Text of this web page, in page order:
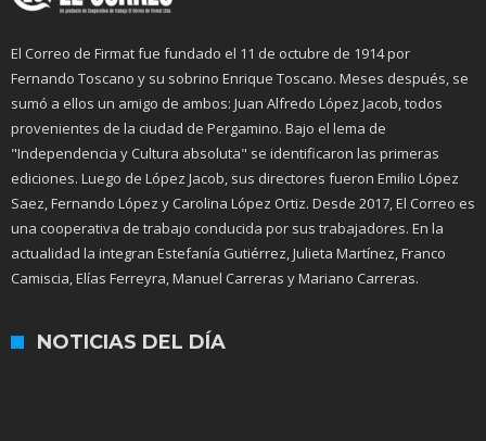
El Correo de Firmat fue fundado el 11 de octubre de 1914 por
Fernando Toscano y su sobrino Enrique Toscano. Meses después, se
sumó a ellos un amigo de ambos: Juan Alfredo López Jacob, todos
provenientes de la ciudad de Pergamino. Bajo el lema de
"Independencia y Cultura absoluta" se identificaron las primeras
ediciones. Luego de López Jacob, sus directores fueron Emilio López
Saez, Fernando López y Carolina López Ortiz. Desde 2017, El Correo es
una cooperativa de trabajo conducida por sus trabajadores. En la
actualidad la integran Estefanía Gutiérrez, Julieta Martínez, Franco
Camiscia, Elías Ferreyra, Manuel Carreras y Mariano Carreras.
NOTICIAS DEL DÍA